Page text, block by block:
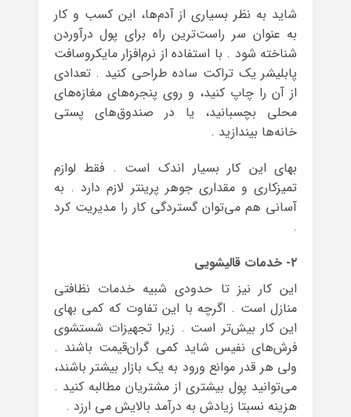
شاید به نظر بسیاری از آدم‌ها، این کسب و کار
به عنوان سر راست‌ترین راه برای پول درآوردن
شناخته شود . با استفاده از نرم‌افزار مایکروسافت
پابلیشر یک تراکت ساده طراحی کنید . تعدادی
از آن را چاپ کنید، و روی پنجره‌های مغازه‌های
محلی بچسبانید،‌ یا در صندوق‌های پستی
خانه‌ها بیندازید .
بهای این کار بسیار اندک است . فقط لوازم
تمیزکاری و مقداری جوهر پرینتر لازم دارد . به
آسانی هم می‌توان گستردگی کار را مدیریت کرد
.
۲- خدمات قالیشویی
این کار نیز تا حدودی شبیه خدمات نظافتی
منازل است . اگرچه با این تفاوت که کمی بهای
این کار بیش‌تر است . زیرا تجهیزات شستشوی
فرش‌های نفیس شاید کمی گران‌قیمت باشند .
ولی هر قدر موانع ورود به یک بازار بیشتر باشند،
می‌توانید پول بیشتری از مشتریان مطالبه کنید .
هزینه نسبتا زیادش به درآمد بالایش می ارزد .